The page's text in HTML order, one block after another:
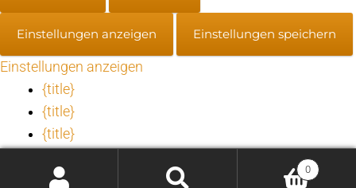
0
Einstellungen anzeigen Einstellungen speichern
Einstellungen anzeigen
{title}
{title}
{title}